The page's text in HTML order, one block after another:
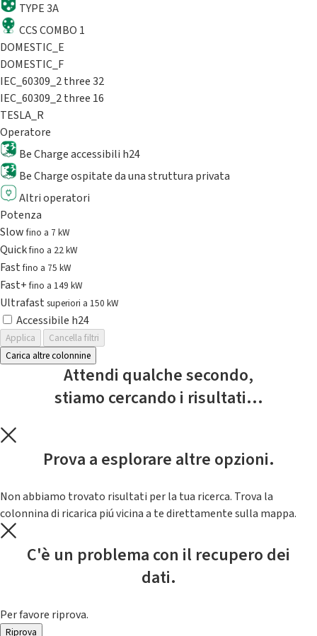
TYPE 3A
CCS COMBO 1
DOMESTIC_E
DOMESTIC_F
IEC_60309_2 three 32
IEC_60309_2 three 16
TESLA_R
Operatore
Be Charge accessibili h24
Be Charge ospitate da una struttura privata
Altri operatori
Potenza
Slowfino a 7 kW
Quickfino a 22 kW
Fastfino a 75 kW
Fast+fino a 149 kW
Ultrafast superiori a 150 kW
Accessibile h24
Applica
Cancella filtri
Carica altre colonnine
Attendi qualche secondo,
stiamo cercando i risultati...
Prova a esplorare altre opzioni.
Non abbiamo trovato risultati per la tua ricerca. Trova la
colonnina di ricarica piú vicina a te direttamente sulla mappa.
C'è un problema con il recupero dei
dati.
Per favore riprova.
Riprova